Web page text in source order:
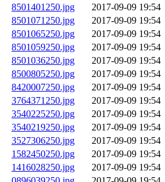
8501401250.jpg
2017-09-09 19:54
8501071250.jpg
2017-09-09 19:54
8501065250.jpg
2017-09-09 19:54
8501059250.jpg
2017-09-09 19:54
8501036250.jpg
2017-09-09 19:54
8500805250.jpg
2017-09-09 19:54
8420007250.jpg
2017-09-09 19:54
3764371250.jpg
2017-09-09 19:54
3540225250.jpg
2017-09-09 19:54
3540219250.jpg
2017-09-09 19:54
3527306250.jpg
2017-09-09 19:54
1582450250.jpg
2017-09-09 19:54
1416028250.jpg
2017-09-09 19:54